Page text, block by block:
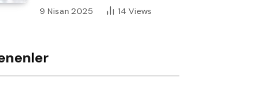
9 Nisan 2025 14 Views